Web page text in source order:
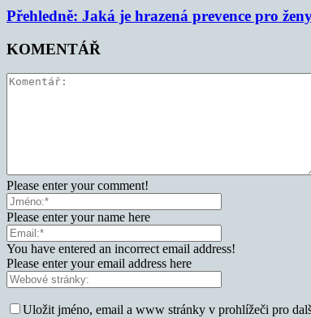
Přehledně: Jaká je hrazená prevence pro
KOMENTÁŘ
Please enter your comment!
Please enter your name here
You have entered an incorrect email address!
Please enter your email address here
Uložit jméno, email a www stránky v prohlížeči pro